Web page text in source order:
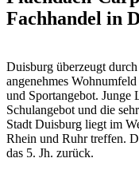
Fachhandel in
Duisburg überzeugt
angenehmes
und Sportangebot. Junge
Schulangebot und die
Stadt Duisburg liegt im
Rhein und Ruhr treffen.
das 5. Jh. zurück.